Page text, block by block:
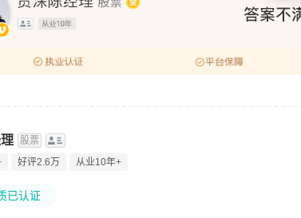
股票
好评2.6万 从业10年+
已认证